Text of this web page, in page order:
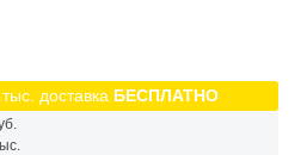
доставка БЕСПЛАТНО